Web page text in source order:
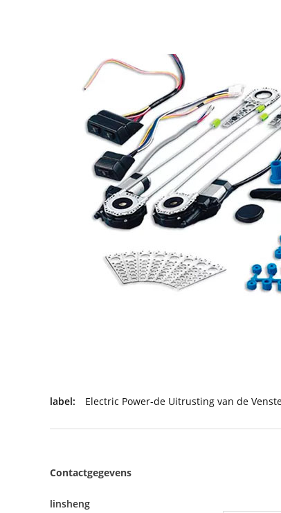
label: Electric Power-de Uitrusting van de
Contactgegevens
linsheng